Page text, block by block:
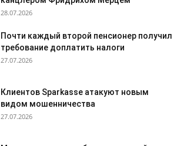
28.07.2026
Почти каждый второй пенсионер получил
требование доплатить налоги
27.07.2026
Клиентов Sparkasse атакуют новым
видом мошенничества
27.07.2026